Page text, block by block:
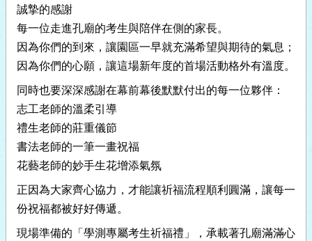
誠摯的感謝
每一位走進孔廟的考生與陪伴在側的家長。
因為你們的到來，讓園區一早就充滿希望與期待的氣息；
因為你們的心願，讓這場新年度的首場活動格外有溫度。
同時也要深深感謝在幕前幕後默默付出的每一位夥伴：
志工老師的溫柔引導
禮生老師的莊重儀節
書法老師的一筆一畫祝福
花藝老師的妙手生花增添氣氛
正因為大家齊心協力，才能讓祈福流程順利圓滿，讓每一
份祝福都被好好傳遞。
現場準備的「學測專屬考生祈福禮」，承載著孔廟滿滿心